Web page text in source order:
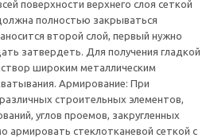
поверхности верхнего слоя сеткой
полностью закрываться
второй слой, первый нужно
затвердеть. Для получения гладкой
широким металлическим
Армирование: При
строительных элементов,
углов проемов, закругленных
армировать стеклотканевой сеткой с